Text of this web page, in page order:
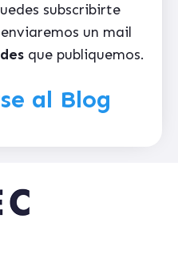
subscribirte
un mail
que publiquemos.
al Blog